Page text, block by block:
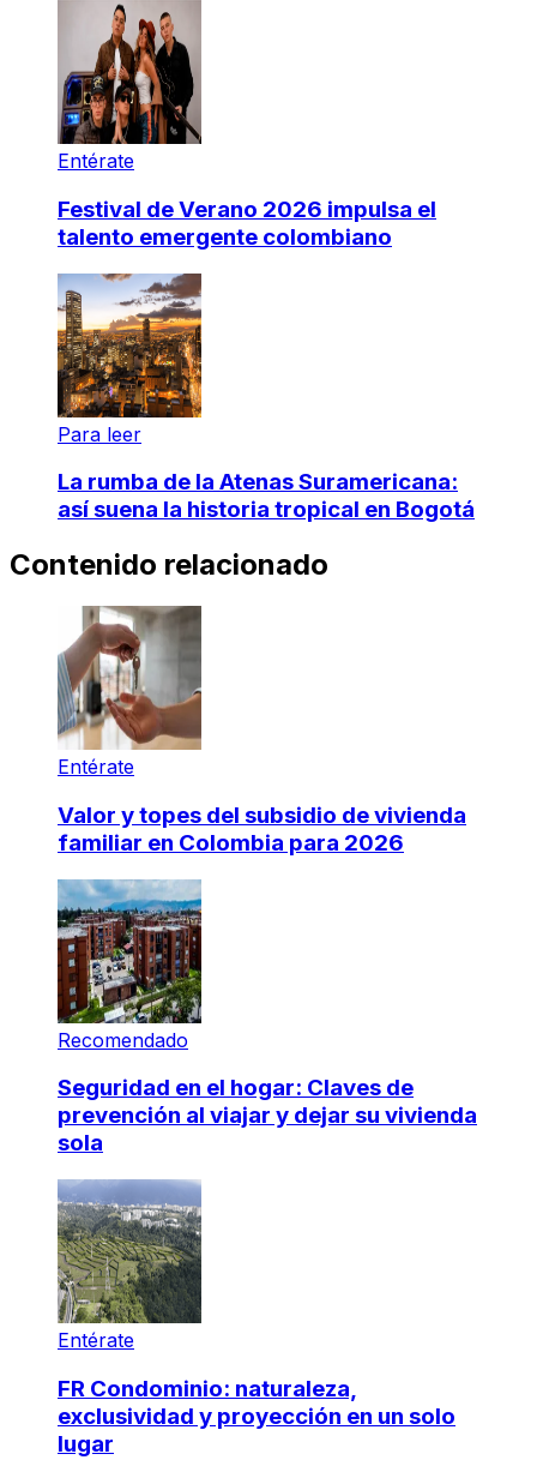
Entérate
Festival de Verano 2026 impulsa el
talento emergente colombiano
Para leer
La rumba de la Atenas Suramericana:
así suena la historia tropical en Bogotá
Contenido relacionado
Entérate
Valor y topes del subsidio de vivienda
familiar en Colombia para 2026
Recomendado
Seguridad en el hogar: Claves de
prevención al viajar y dejar su vivienda
sola
Entérate
FR Condominio: naturaleza,
exclusividad y proyección en un solo
lugar